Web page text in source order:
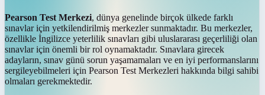
Pearson Test Merkezi, dünya genelinde birçok ülkede farklı
sınavlar için yetkilendirilmiş merkezler sunmaktadır. Bu merkezler,
özellikle İngilizce yeterlilik sınavları gibi uluslararası geçerliliği olan
sınavlar için önemli bir rol oynamaktadır. Sınavlara girecek
adayların, sınav günü sorun yaşamamaları ve en iyi performanslarını
sergileyebilmeleri için Pearson Test Merkezleri hakkında bilgi sahibi
olmaları gerekmektedir.